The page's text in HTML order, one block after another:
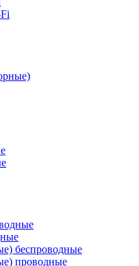
беспроводные
проводные